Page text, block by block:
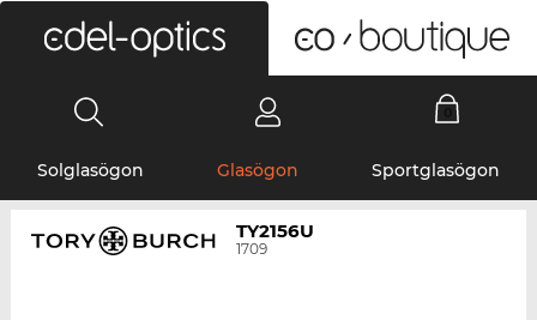
Solglasögon Glasögon Sportglasögon
TY2156U
1709